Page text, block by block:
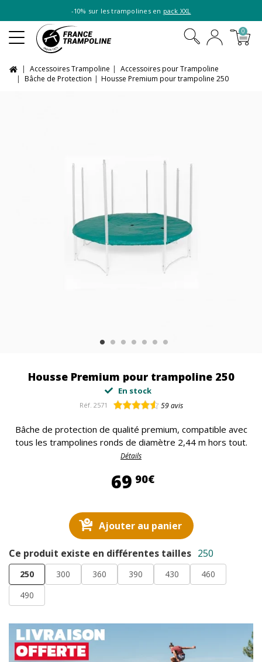
-10% sur les trampolines en pack XXL
0
Accessoires Trampoline
Accessoires pour Trampoline
Bâche de Protection
Housse Premium pour trampoline 250
Housse Premium pour trampoline 250
En stock
Réf. 2571 59avis
Bâche de protection de qualité premium, compatible avec
tous les trampolines ronds de diamètre 2,44 m hors tout.
Détails
69 90€69,90 €
Ajouter au panier
Ce produit existe en différentes tailles 250
250 300 360 390 430
460
490